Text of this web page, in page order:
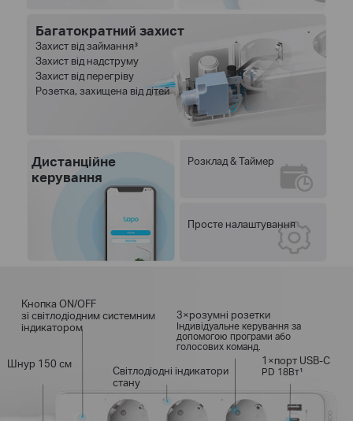
Багатократний захист
Захист від займання³
Захист від надструму
Захист від перегріву
Розетка, захищена від дітей
Дистанційне
керування
Розклад & Таймер
Просте налаштування
Кнопка ON/OFF
зі світлодіодним системним
індикатором
Світлодіодні індикатори
стану
3×розумні розетки
Індивідуальне керування за
допомогою програми або
голосових команд.
1×порт USB-C
PD 18Вт¹
Шнур 150 см